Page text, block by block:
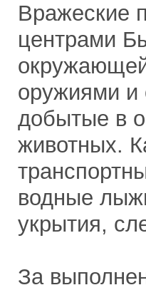
Вражеские
центрами
оружиями и
добытые в
животных.
водные
укрытия,
За